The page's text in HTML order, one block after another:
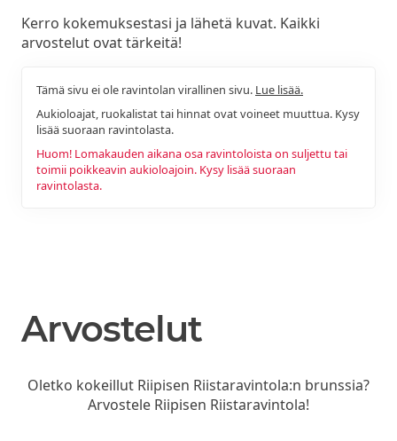
Kerro kokemuksestasi ja lähetä kuvat. Kaikki
arvostelut ovat tärkeitä!
Tämä sivu ei ole ravintolan virallinen sivu. Lue lisää.
Aukioloajat, ruokalistat tai hinnat ovat voineet muuttua. Kysy
lisää suoraan ravintolasta.
Huom! Lomakauden aikana osa ravintoloista on suljettu tai
toimii poikkeavin aukioloajoin. Kysy lisää suoraan
ravintolasta.
Arvostelut
Oletko kokeillut Riipisen Riistaravintola:n brunssia?
Arvostele Riipisen Riistaravintola!